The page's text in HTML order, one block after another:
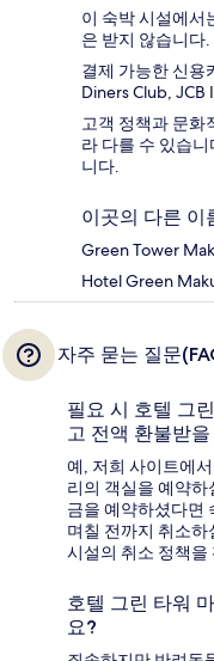
이 숙박 시설에서
은 받지 않습니다.
결제 가능한 신용
Diners Club,
고객 정책과 문화
라 다를 수 있습
니다.
이곳의 다른 이
Green Tower
Hotel Green
자주 묻는 질문
필요 시 호텔 그
고 전액 환불받
예, 저희 사이트에
리의 객실을 예약
금을 예약하셨다면
며칠 전까지 취소
시설의 취소 정책을
호텔 그린 타워
요?